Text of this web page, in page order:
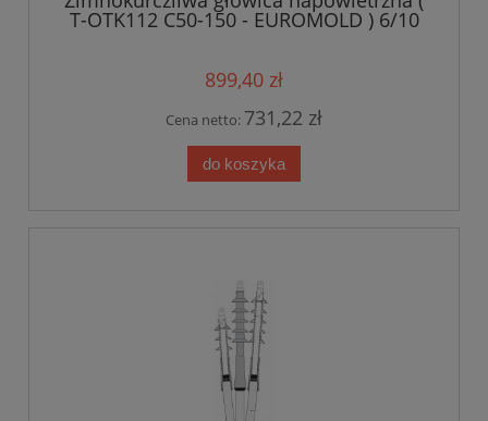
T-OTK112 C50-150 - EUROMOLD ) 6/10
899,40 zł
Cena netto: 731,22 zł
do koszyka